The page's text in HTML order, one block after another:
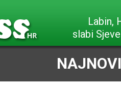
Labin,
slabi